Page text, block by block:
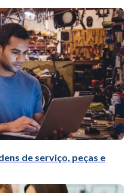
de serviço, peças e